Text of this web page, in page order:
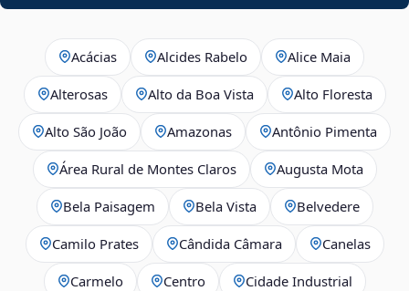
Acácias Alcides Rabelo Alice Maia
Alterosas Alto da Boa Vista Alto Floresta
Alto São João Amazonas Antônio Pimenta
Área Rural de Montes Claros Augusta Mota
Bela Paisagem Bela Vista Belvedere
Camilo Prates Cândida Câmara Canelas
Carmelo Centro Cidade Industrial